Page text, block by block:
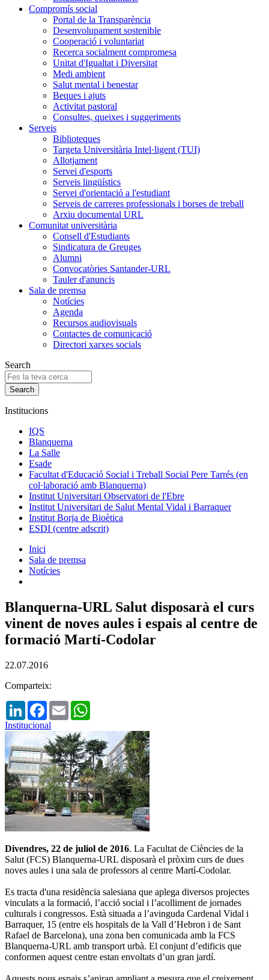
Compromís social
Portal de la Transparència
Desenvolupament sostenible
Cooperació i voluntariat
Recerca socialment compromesa
Unitat d'Igualtat i Diversitat
Medi ambient
Salut mental i benestar
Beques i ajuts
Activitat pastoral
Consultes, queixes i suggeriments
Serveis
Biblioteques
Targeta Universitària Intel·ligent (TUI)
Allotjament
Servei d'esports
Serveis lingüístics
Servei d'orientació a l'estudiant
Serveis de carreres professionals i borses de treball
Arxiu documental URL
Comunitat universitària
Consell d'Estudiants
Sindicatura de Greuges
Alumni
Convocatòries Santander-URL
Tauler d'anuncis
Sala de premsa
Notícies
Agenda
Recursos audiovisuals
Contactes de comunicació
Directori xarxes socials
Search
Institucions
IQS
Blanquerna
La Salle
Esade
Facultat d'Educació Social i Treball Social Pere Tarrés (en
col·laboració amb Blanquerna)
Institut Universitari Observatori de l'Ebre
Institut Universitari de Salut Mental Vidal i Barraquer
Institut Borja de Bioètica
ESDI (centre adscrit)
Inici
Sala de premsa
Notícies
Blanquerna-URL Salut disposarà el curs
vinent de noves aules i espais al centre de
formació Martí-Codolar
22.07.2016
Comparteix:
LinkedInFacebook
Email
Institucional
Divendres, 22 de juliol de 2016. La Facultat de Ciències de la
Salut (FCS) Blanquerna-URL disposarà el pròxim curs de dues
noves aules i una sala de professors al centre Martí-Codolar.
Es tracta d'una residència salesiana que aplega diversos projectes
vinculats a la formació, l’acció social i l’acolliment de jornades
culturals i congressos. Està situada a l’avinguda Cardenal Vidal i
Barraquer, 15 (entre els hospitals de la Vall d’Hebron i de Sant
Rafael de Barcelona), una zona ben comunicada amb la FCS
Blanquerna-URL amb transport urbà. El conjunt d’edificis que
conformen aquest centre estan envoltats d’un gran jardí.